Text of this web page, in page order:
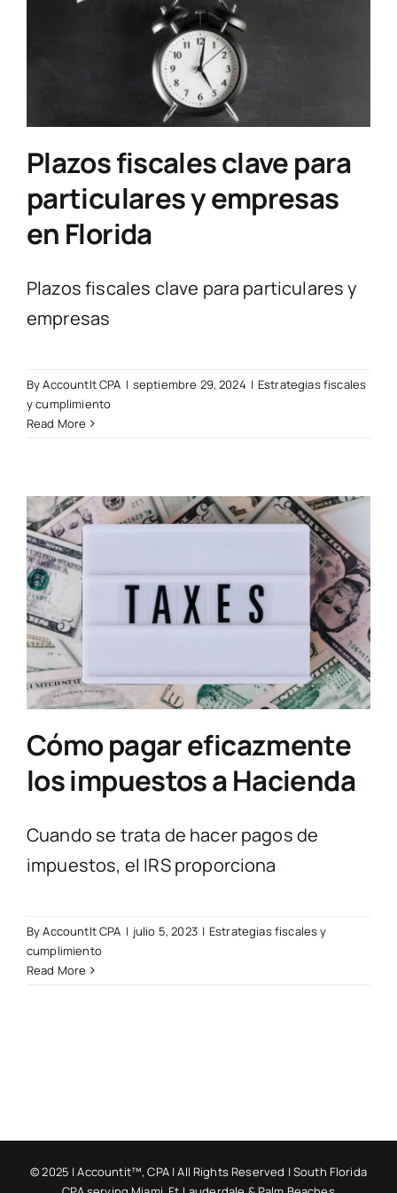
Preguntas frecuentes
Blogs
Contacta con nosotros
Plazos fiscales clave para
particulares y empresas
en Florida
Plazos fiscales clave para particulares y
empresas
ByAccountIt CPA | septiembre 29, 2024 | Estrategias fiscales
y cumplimiento
Read More
Cómo pagar eficazmente
los impuestos a Hacienda
Cuando se trata de hacer pagos de
impuestos, el IRS proporciona
ByAccountIt CPA | julio 5, 2023 | Estrategias fiscales y
cumplimiento
Read More
© 2025 | Accountit™, CPA | All Rights Reserved | South Florida